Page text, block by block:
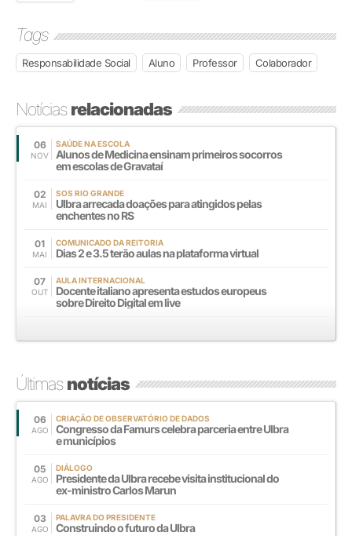
Tags
Responsabilidade Social Aluno Professor Colaborador
Notíciasrelacionadas
06
NOV
SAÚDE NA ESCOLA
Alunos de Medicina ensinam primeiros socorros
em escolas de Gravataí
02
MAI
SOS RIO GRANDE
Ulbra arrecada doações para atingidos pelas
enchentes no RS
01
MAI
COMUNICADO DA REITORIA
Dias 2 e 3.5 terão aulas na plataforma virtual
07
OUT
AULA INTERNACIONAL
Docente italiano apresenta estudos europeus
sobre Direito Digital em live
Últimasnotícias
06
AGO
CRIAÇÃO DE OBSERVATÓRIO DE DADOS
Congresso da Famurs celebra parceria entre Ulbra
e municípios
05
AGO
DIÁLOGO
Presidente da Ulbra recebe visita institucional do
ex-ministro Carlos Marun
03
AGO
PALAVRA DO PRESIDENTE
Construindo o futuro da Ulbra